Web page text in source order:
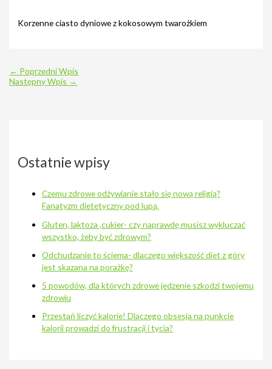
Korzenne ciasto dyniowe z kokosowym twarożkiem
← Poprzedni Wpis
Następny Wpis →
Ostatnie wpisy
Czemu zdrowe odżywianie stało się nową religią?
Fanatyzm dietetyczny pod lupą.
Gluten, laktoza ,cukier- czy naprawdę musisz wykluczać
wszystko, żeby być zdrowym?
Odchudzanie to ściema- dlaczego większość diet z góry
jest skazana na porażkę?
5 powodów, dla których zdrowe jedzenie szkodzi twojemu
zdrowiu
Przestań liczyć kalorie! Dlaczego obsesja na punkcie
kalorii prowadzi do frustracji i tycia?